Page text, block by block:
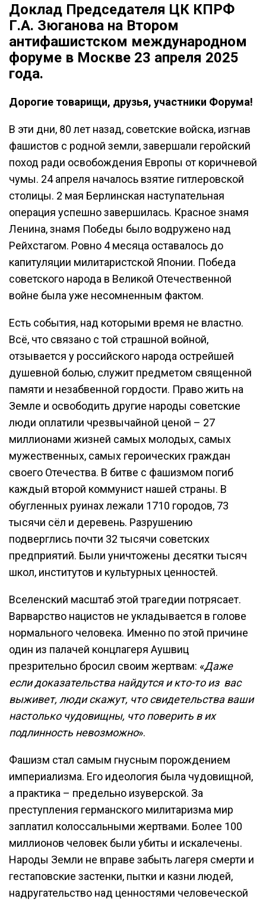
Доклад Председателя ЦК КПРФ
Г.А. Зюганова на Втором
антифашистском международном
форуме в Москве 23 апреля 2025
года.
Дорогие товарищи, друзья, участники Форума!
В эти дни, 80 лет назад, советские войска, изгнав
фашистов с родной земли, завершали геройский
поход ради освобождения Европы от коричневой
чумы. 24 апреля началось взятие гитлеровской
столицы. 2 мая Берлинская наступательная
операция успешно завершилась. Красное знамя
Ленина, знамя Победы было водружено над
Рейхстагом. Ровно 4 месяца оставалось до
капитуляции милитаристской Японии. Победа
советского народа в Великой Отечественной
войне была уже несомненным фактом.
Есть события, над которыми время не властно.
Всё, что связано с той страшной войной,
отзывается у российского народа острейшей
душевной болью, служит предметом священной
памяти и незабвенной гордости. Право жить на
Земле и освободить другие народы советские
люди оплатили чрезвычайной ценой – 27
миллионами жизней самых молодых, самых
мужественных, самых героических граждан
своего Отечества. В битве с фашизмом погиб
каждый второй коммунист нашей страны. В
обугленных руинах лежали 1710 городов, 73
тысячи сёл и деревень. Разрушению
подверглись почти 32 тысячи советских
предприятий. Были уничтожены десятки тысяч
школ, институтов и культурных ценностей.
Вселенский масштаб этой трагедии потрясает.
Варварство нацистов не укладывается в голове
нормального человека. Именно по этой причине
один из палачей концлагеря Аушвиц
презрительно бросил своим жертвам: «Даже
если доказательства найдутся и кто-то из вас
выживет, люди скажут, что свидетельства ваши
настолько чудовищны, что поверить в их
подлинность невозможно».
Фашизм стал самым гнусным порождением
империализма. Его идеология была чудовищной,
а практика – предельно изуверской. За
преступления германского милитаризма мир
заплатил колоссальными жертвами. Более 100
миллионов человек были убиты и искалечены.
Народы Земли не вправе забыть лагеря смерти и
гестаповские застенки, пытки и казни людей,
надругательство над ценностями человеческой